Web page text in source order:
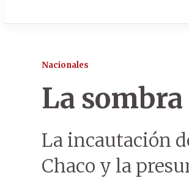
Nacionales
La
La incautación
Chaco y la